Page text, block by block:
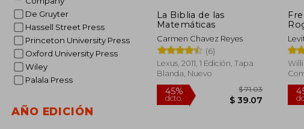
De Gruyter
Hassell Street Press
Princeton University Press
Oxford University Press
Wiley
Palala Press
AÑO EDICIÓN
La Biblia de las
Matemáticas
Carmen Chavez Reyes
(6)
Lexus, 2011, 1 Edición, Tapa
Blanda, Nuevo